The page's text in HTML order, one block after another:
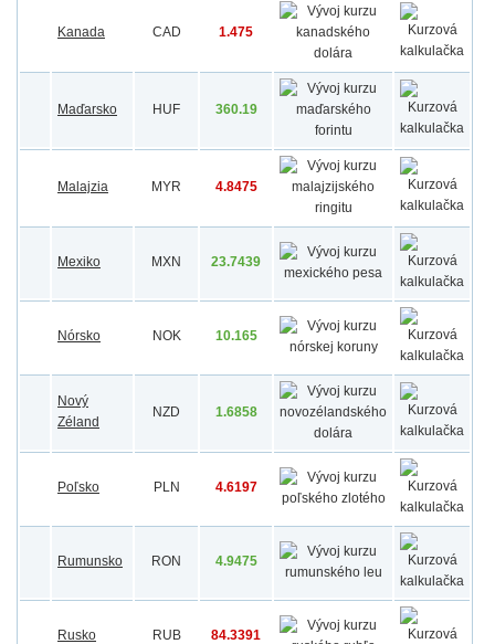
Kanada CAD 1.475
Maďarsko HUF 360.19
Malajzia MYR 4.8475
Mexiko MXN 23.7439
Nórsko NOK 10.165
Nový
Zéland
NZD 1.6858
Poľsko PLN 4.6197
Rumunsko RON 4.9475
Rusko RUB 84.3391